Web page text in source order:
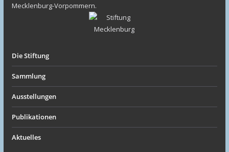
Mecklenburg-Vorpommern.
Die Stiftung
Sammlung
Ausstellungen
Publikationen
Aktuelles